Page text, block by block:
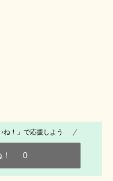
ね！」で応援しよう
0